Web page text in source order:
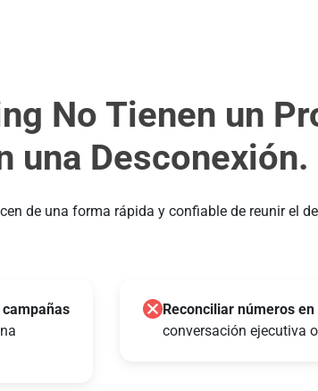
No Tienen un
una Desconexión.
de una forma rápida y confiable de reunir el
Reconciliar números
conversación ejecutiva